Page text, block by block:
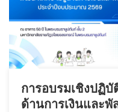
การอบรมเชิงปฏิ
ด้านการเงินและพั